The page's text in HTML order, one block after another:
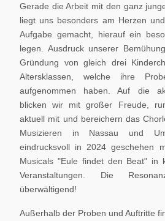
Gerade die Arbeit mit den ganz
liegt uns besonders am Herzen
Aufgabe gemacht, hierauf ein
legen. Ausdruck unserer
Gründung von gleich drei
Altersklassen, welche ihre
aufgenommen haben. Auf die
blicken wir mit großer Freude,
aktuell mit und bereichern das
Musizieren in Nassau und
eindrucksvoll in 2024 geschehen
Musicals "Eule findet den Beat" in
Veranstaltungen. Die
überwältigend!
Außerhalb der Proben und Auftritte